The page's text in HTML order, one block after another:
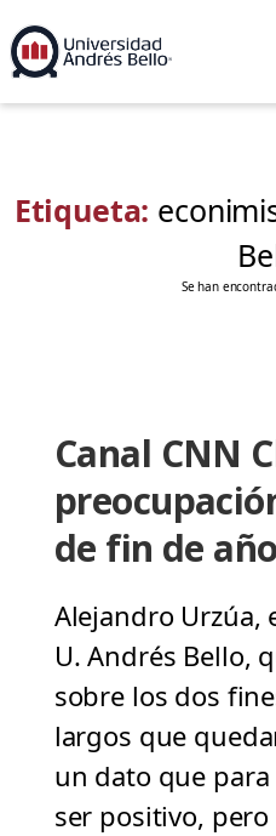
Etiqueta:
Se han
Canal CNN
de fin de año
Alejandro Urzúa,
U. Andrés Bello,
sobre los dos
largos que
un dato que
ser positivo,